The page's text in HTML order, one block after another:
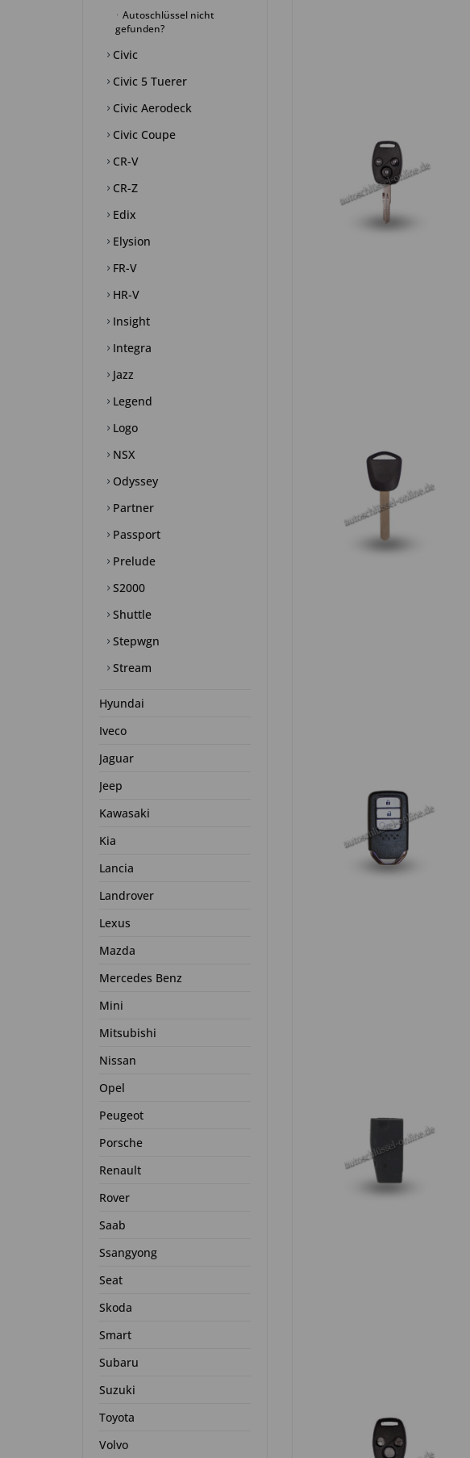
Autoschlüssel nicht
gefunden?
Civic
Civic 5 Tuerer
Civic Aerodeck
Civic Coupe
CR-V
CR-Z
Edix
Elysion
FR-V
HR-V
Insight
Integra
Jazz
Legend
Logo
NSX
Odyssey
Partner
Passport
Prelude
S2000
Shuttle
Stepwgn
Stream
Hyundai
Iveco
Jaguar
Jeep
Kawasaki
Kia
Lancia
Landrover
Lexus
Mazda
Mercedes Benz
Mini
Mitsubishi
Nissan
Opel
Peugeot
Porsche
Renault
Rover
Saab
Ssangyong
Seat
Skoda
Smart
Subaru
Suzuki
Toyota
Volvo